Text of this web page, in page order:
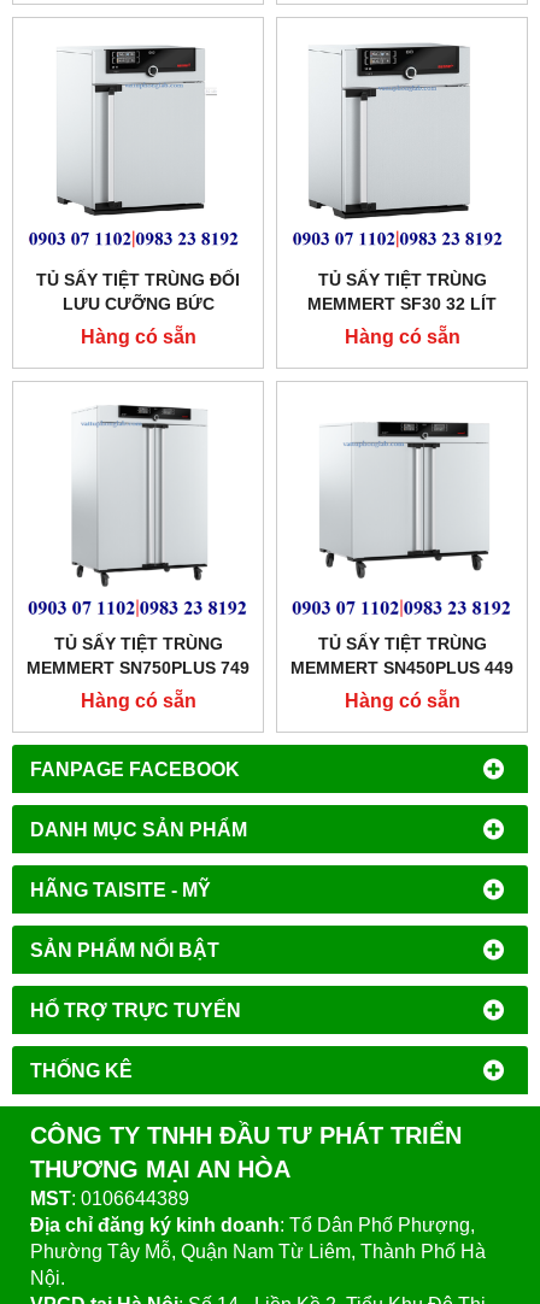
FANPAGE FACEBOOK
DANH MỤC SẢN PHẨM
HÃNG TAISITE - MỸ
SẢN PHẨM NỔI BẬT
HỔ TRỢ TRỰC TUYẾN
THỐNG KÊ
TỦ SẤY TIỆT TRÙNG ĐỐI
LƯU CƯỠNG BỨC
MEMMERT 53 LÍT
MODEL:SF55
Hàng có sẵn
TỦ SẤY TIỆT TRÙNG
MEMMERT SF30 32 LÍT
Hàng có sẵn
TỦ SẤY TIỆT TRÙNG
MEMMERT SN750PLUS 749
LÍT
Hàng có sẵn
TỦ SẤY TIỆT TRÙNG
MEMMERT SN450PLUS 449
LÍT
Hàng có sẵn
CÔNG TY TNHH ĐẦU TƯ PHÁT TRIỂN
THƯƠNG MẠI AN HÒA
MST: 0106644389
Địa chỉ đăng ký kinh doanh: Tổ Dân Phố Phượng,
Phường Tây Mỗ, Quận Nam Từ Liêm, Thành Phố Hà
Nội.